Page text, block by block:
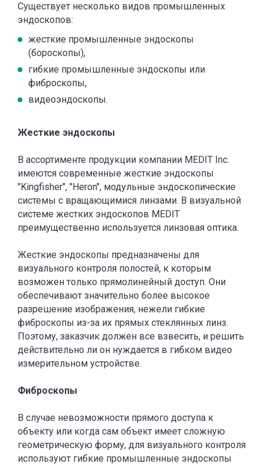
Существует несколько видов промышленных
эндоскопов:
жесткие промышленные эндоскопы
(бороскопы),
гибкие промышленные эндоскопы или
фиброскопы,
видеоэндоскопы.
Жесткие эндоскопы
В ассортименте продукции компании MEDIT Inc.
имеются современные жесткие эндоскопы
"Kingfisher", "Heron", модульные эндоскопические
системы с вращающимися линзами. В визуальной
системе жестких эндоскопов MEDIT
преимущественно используется линзовая оптика.
Жесткие эндоскопы предназначены для
визуального контроля полостей, к которым
возможен только прямолинейный доступ. Они
обеспечивают значительно более высокое
разрешение изображения, нежели гибкие
фиброскопы из-за их прямых стеклянных линз.
Поэтому, заказчик должен все взвесить, и решить
действительно ли он нуждается в гибком видео
измерительном устройстве.
Фиброскопы
В случае невозможности прямого доступа к
объекту или когда сам объект имеет сложную
геометрическую форму, для визуального контроля
используют гибкие промышленные эндоскопы